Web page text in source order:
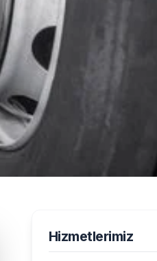
Hizmetlerimiz